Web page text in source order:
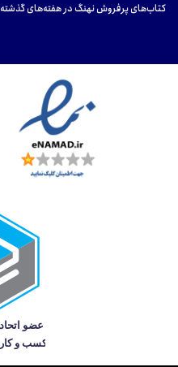
کتاب‌های پرفروش نهنگ در هفته‌های گذشته